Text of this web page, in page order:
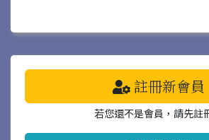
註冊新會員
若您還不是會員，請先註